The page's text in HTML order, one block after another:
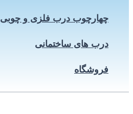
چهارچوب درب فلزی و چوبی
درب های ساختمانی
فروشگاه